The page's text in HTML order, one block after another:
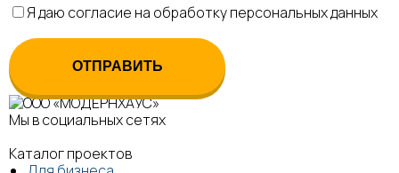
Я даю согласие на обработку персональных данных
Мы в социальных сетях
Каталог проектов